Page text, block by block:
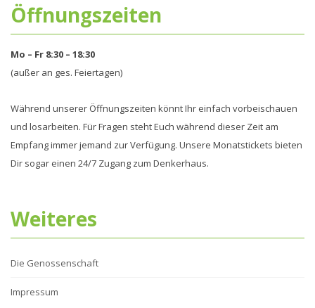
Öffnungszeiten
Mo – Fr 8:30 – 18:30
(außer an ges. Feiertagen)
Während unserer Öffnungszeiten könnt Ihr einfach vorbeischauen
und losarbeiten. Für Fragen steht Euch während dieser Zeit am
Empfang immer jemand zur Verfügung. Unsere Monatstickets bieten
Dir sogar einen 24/7 Zugang zum Denkerhaus.
Weiteres
Die Genossenschaft
Impressum